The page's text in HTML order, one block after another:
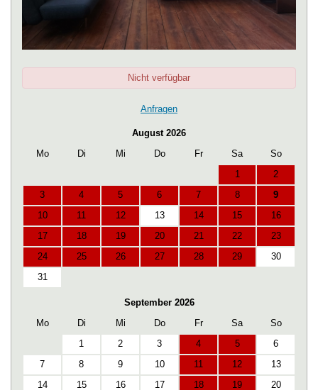
Nicht verfügbar
Anfragen
August 2026
Mo
Di Mi Do Fr Sa
So
1
2
3
4 5 6 7 8
9
10
11 12 13 14 15
16
17
18 19 20 21 22
23
24
25 26 27 28 29
30
31
September 2026
Mo
Di Mi Do Fr Sa
So
1
2 3 4 5
6
7
8 9 10 11 12
13
14
15 16 17 18 19
20